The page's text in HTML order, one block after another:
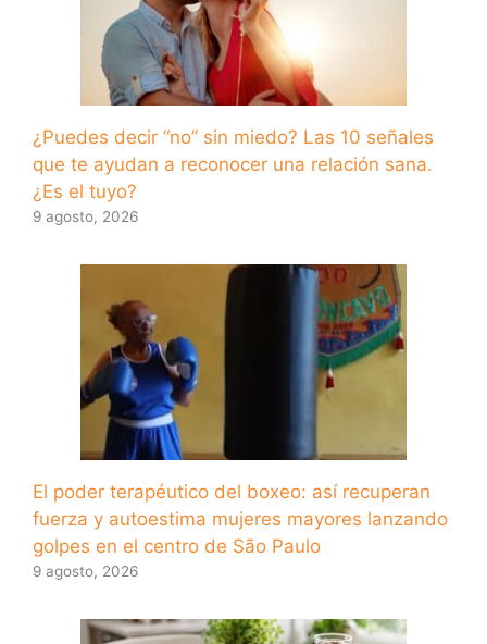
¿Puedes decir “no” sin miedo? Las 10 señales
que te ayudan a reconocer una relación sana.
¿Es el tuyo?
9 agosto, 2026
El poder terapéutico del boxeo: así recuperan
fuerza y ​​autoestima mujeres mayores lanzando
golpes en el centro de São Paulo
9 agosto, 2026